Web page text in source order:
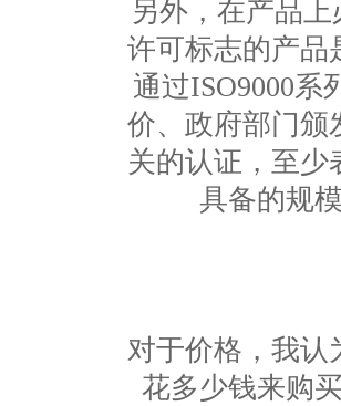
另外，在产品
许可标志的产品
通过ISO9000
价、政府部门颁
关的认证，至
具备的规
对于价格，我认
花多少钱来购